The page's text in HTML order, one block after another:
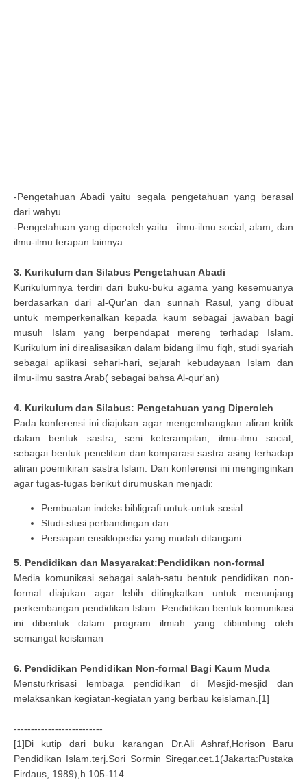
-Pengetahuan Abadi yaitu segala pengetahuan yang berasal
dari wahyu
-Pengetahuan yang diperoleh yaitu : ilmu-ilmu social, alam, dan
ilmu-ilmu terapan lainnya.
3. Kurikulum dan Silabus Pengetahuan Abadi
Kurikulumnya terdiri dari buku-buku agama yang kesemuanya
berdasarkan dari al-Qur'an dan sunnah Rasul, yang dibuat
untuk memperkenalkan kepada kaum sebagai jawaban bagi
musuh Islam yang berpendapat mereng terhadap Islam.
Kurikulum ini direalisasikan dalam bidang ilmu fiqh, studi syariah
sebagai aplikasi sehari-hari, sejarah kebudayaan Islam dan
ilmu-ilmu sastra Arab( sebagai bahsa Al-qur'an)
4. Kurikulum dan Silabus: Pengetahuan yang Diperoleh
Pada konferensi ini diajukan agar mengembangkan aliran kritik
dalam bentuk sastra, seni keterampilan, ilmu-ilmu social,
sebagai bentuk penelitian dan komparasi sastra asing terhadap
aliran poemikiran sastra Islam. Dan konferensi ini menginginkan
agar tugas-tugas berikut dirumuskan menjadi:
Pembuatan indeks bibligrafi untuk-untuk sosial
Studi-stusi perbandingan dan
Persiapan ensiklopedia yang mudah ditangani
5. Pendidikan dan Masyarakat:Pendidikan non-formal
Media komunikasi sebagai salah-satu bentuk pendidikan non-
formal diajukan agar lebih ditingkatkan untuk menunjang
perkembangan pendidikan Islam. Pendidikan bentuk komunikasi
ini dibentuk dalam program ilmiah yang dibimbing oleh
semangat keislaman
6. Pendidikan Pendidikan Non-formal Bagi Kaum Muda
Mensturkrisasi lembaga pendidikan di Mesjid-mesjid dan
melaksankan kegiatan-kegiatan yang berbau keislaman.[1]
--------------------------
[1]Di kutip dari buku karangan Dr.Ali Ashraf,Horison Baru
Pendidikan Islam.terj.Sori Sormin Siregar.cet.1(Jakarta:Pustaka
Firdaus, 1989),h.105-114